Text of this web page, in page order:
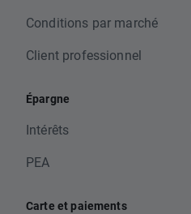
Conditions par marché
Client professionnel
Épargne
Intérêts
PEA
Carte et paiements